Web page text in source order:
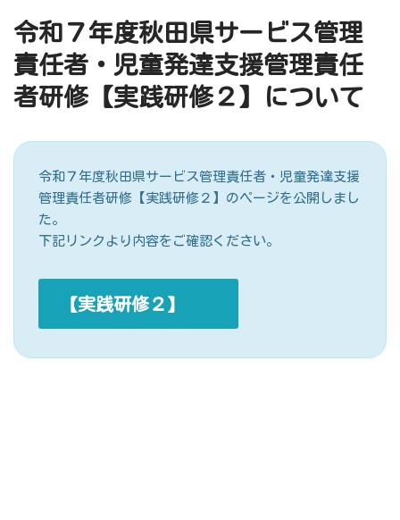
令和７年度秋田県サービス管理
責任者・児童発達支援管理責任
者研修【実践研修２】について
令和７年度秋田県サービス管理責任者・児童発達支援
管理責任者研修【実践研修２】のページを公開しまし
た。
下記リンクより内容をご確認ください。
【実践研修２】